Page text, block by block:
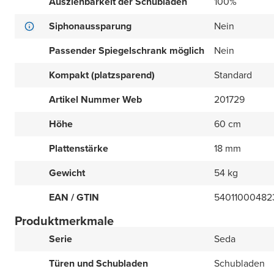
Siphonaussparung
Nein
Passender Spiegelschrank möglich
Nein
Kompakt (platzsparend)
Standard
Artikel Nummer Web
201729
Höhe
60 cm
Plattenstärke
18 mm
Gewicht
54 kg
EAN / GTIN
Produktmerkmale
Serie
Seda
Türen und Schubladen
Schubladen